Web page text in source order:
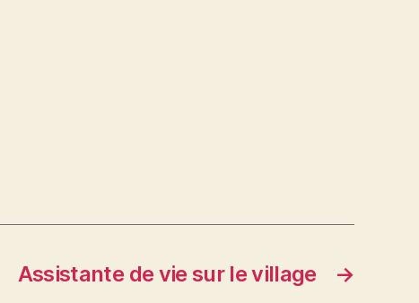
→
Assistante de vie sur le village